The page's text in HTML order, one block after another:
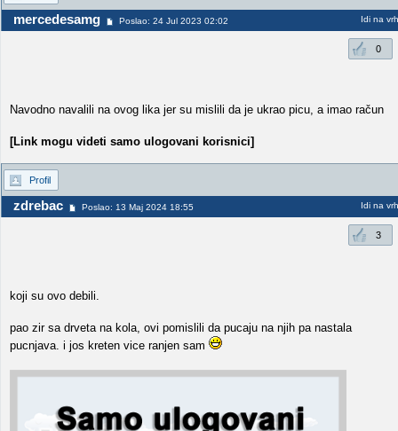
mercedesamg Poslao: 24 Jul 2023 02:02 Idi na vrh
0
Navodno navalili na ovog lika jer su mislili da je ukrao picu, a imao račun
[Link mogu videti samo ulogovani korisnici]
Profil
zdrebac Poslao: 13 Maj 2024 18:55 Idi na vrh
3
koji su ovo debili.
pao zir sa drveta na kola, ovi pomislili da pucaju na njih pa nastala
pucnjava. i jos kreten vice ranjen sam